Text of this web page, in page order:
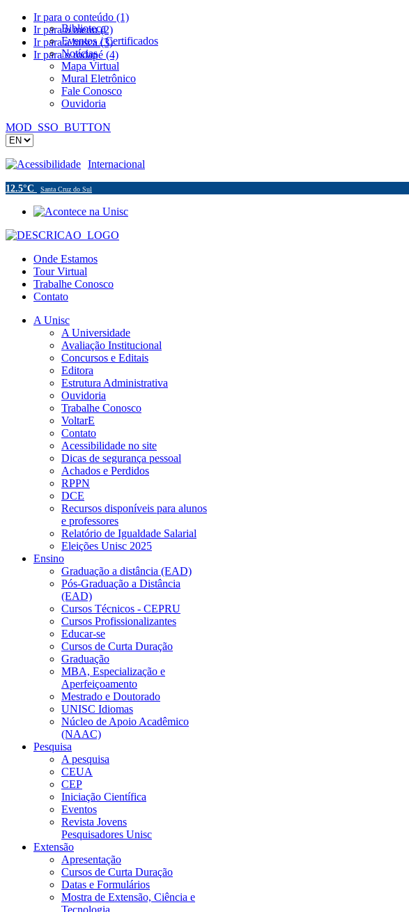
Ir para o conteúdo (1)
Ir para o menu (2)
Ir para a busca (3)
Ir para o rodapé (4)
Biblioteca
Eventos / Certificados
Notícias
Mapa Virtual
Mural Eletrônico
Fale Conosco
Ouvidoria
MOD_SSO_BUTTON
Acessibilidade Internacional
12.5°C Santa Cruz do Sul
Onde Estamos
Tour Virtual
Trabalhe Conosco
Contato
A Unisc
A Universidade
Avaliação Institucional
Concursos e Editais
Editora
Estrutura Administrativa
Ouvidoria
Trabalhe Conosco
VoltarE
Contato
Acessibilidade no site
Dicas de segurança pessoal
Achados e Perdidos
RPPN
DCE
Recursos disponíveis para alunos
e professores
Relatório de Igualdade Salarial
Eleições Unisc 2025
Ensino
Graduação a distância (EAD)
Pós-Graduação a Distância
(EAD)
Cursos Técnicos - CEPRU
Cursos Profissionalizantes
Educar-se
Cursos de Curta Duração
Graduação
MBA, Especialização e
Aperfeiçoamento
Mestrado e Doutorado
UNISC Idiomas
Núcleo de Apoio Acadêmico
(NAAC)
Pesquisa
A pesquisa
CEUA
CEP
Iniciação Científica
Eventos
Revista Jovens
Pesquisadores Unisc
Extensão
Apresentação
Cursos de Curta Duração
Datas e Formulários
Mostra de Extensão, Ciência e
Tecnologia